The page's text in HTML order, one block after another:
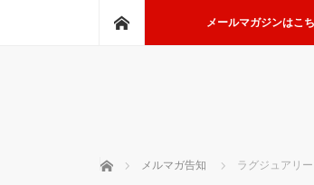
メールマガジンはこ
ホーム メルマガ告知 ラグジュアリ